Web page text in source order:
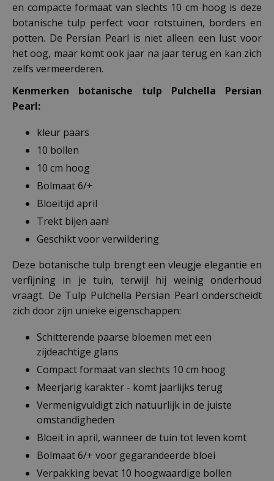
en compacte formaat van slechts 10 cm hoog is deze
botanische tulp perfect voor rotstuinen, borders en
potten. De Persian Pearl is niet alleen een lust voor
het oog, maar komt ook jaar na jaar terug en kan zich
zelfs vermeerderen.
Kenmerken botanische tulp Pulchella Persian
Pearl:
kleur paars
10 bollen
10 cm hoog
Bolmaat 6/+
Bloeitijd april
Trekt bijen aan!
Geschikt voor verwildering
Deze botanische tulp brengt een vleugje elegantie en
verfijning in je tuin, terwijl hij weinig onderhoud
vraagt. De Tulp Pulchella Persian Pearl onderscheidt
zich door zijn unieke eigenschappen:
Schitterende paarse bloemen met een
zijdeachtige glans
Compact formaat van slechts 10 cm hoog
Meerjarig karakter - komt jaarlijks terug
Vermenigvuldigt zich natuurlijk in de juiste
omstandigheden
Bloeit in april, wanneer de tuin tot leven komt
Bolmaat 6/+ voor gegarandeerde bloei
Verpakking bevat 10 hoogwaardige bollen